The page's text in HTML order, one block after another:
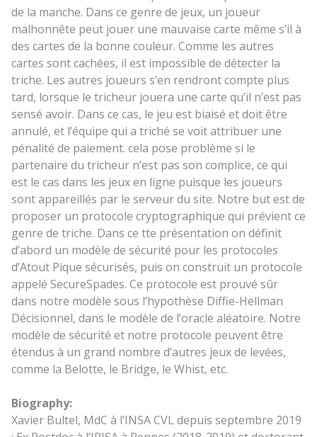
de la manche. Dans ce genre de jeux, un joueur
malhonnête peut jouer une mauvaise carte même s’il à
des cartes de la bonne couleur. Comme les autres
cartes sont cachées, il est impossible de détecter la
triche. Les autres joueurs s’en rendront compte plus
tard, lorsque le tricheur jouera une carte qu’il n’est pas
sensé avoir. Dans ce cas, le jeu est biaisé et doit être
annulé, et l’équipe qui a triché se voit attribuer une
pénalité de paiement. cela pose problème si le
partenaire du tricheur n’est pas son complice, ce qui
est le cas dans les jeux en ligne puisque les joueurs
sont appareillés par le serveur du site. Notre but est de
proposer un protocole cryptographique qui prévient ce
genre de triche. Dans ce tte présentation on définit
d’abord un modèle de sécurité pour les protocoles
d’Atout Pique sécurisés, puis on construit un protocole
appelé SecureSpades. Ce protocole est prouvé sûr
dans notre modèle sous l’hypothèse Diffie-Hellman
Décisionnel, dans le modèle de l’oracle aléatoire. Notre
modèle de sécurité et notre protocole peuvent être
étendus à un grand nombre d’autres jeux de levées,
comme la Belotte, le Bridge, le Whist, etc.
Biography:
Xavier Bultel, MdC à l’INSA CVL depuis septembre 2019